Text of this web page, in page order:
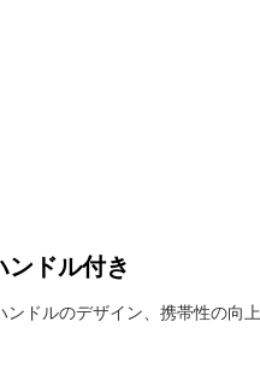
ンドル付き
ンドルのデザイン、携帯性の向上